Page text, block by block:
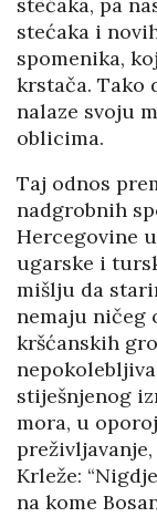
stećaka, pa
stećaka i
spomenika,
krstača. Tako
nalaze svoju
oblicima.
Taj odnos
nadgrobnih
Hercegovine
ugarske i
mišlju da
nemaju ničeg
kršćanskih
stiješnjenog
mora, u
Krleže:
na kome